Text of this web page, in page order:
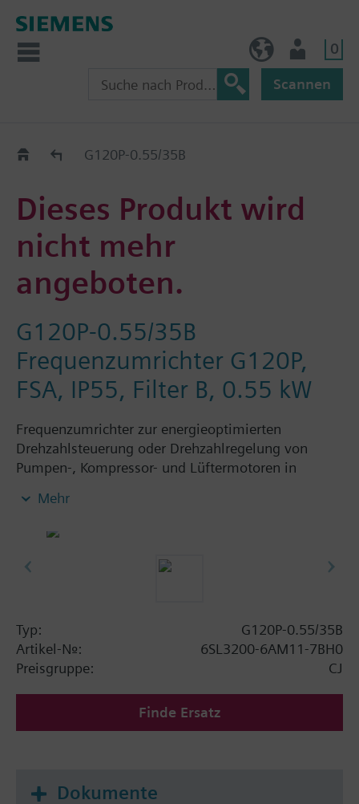
0
Scannen
Old2NewG120P-0.55/35B
Dieses Produkt wird
nicht mehr
angeboten.
G120P-0.55/35B
Frequenzumrichter G120P,
FSA, IP55, Filter B, 0.55 kW
Frequenzumrichter zur energieoptimierten
Drehzahlsteuerung oder Drehzahlregelung von
Pumpen-, Kompressor- und Lüftermotoren in
Powermodule PM230, ControlUnit CU230P-2 BT mit
Mehr
Typ:
G120P-0.55/35B
Artikel-Nr.:
6SL3200-6AM11-7BH0
Preisgruppe:
CJ
Finde Ersatz
Dokumente